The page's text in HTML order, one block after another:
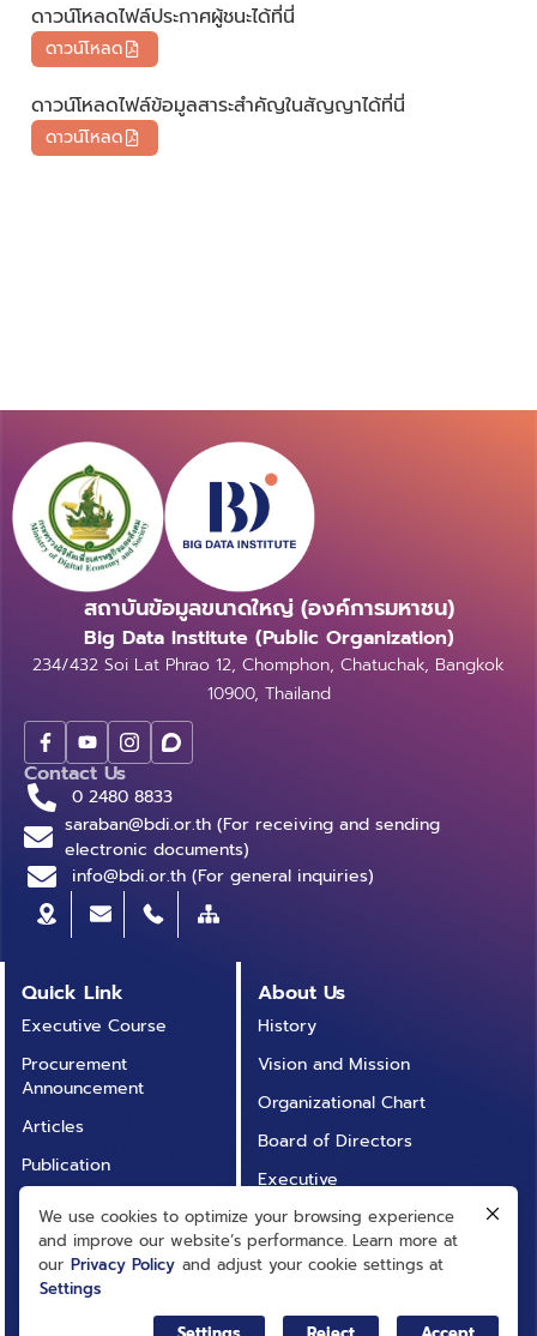
ดาวน์โหลดไฟล์ประกาศผู้ชนะได้ที่นี่
ดาวน์โหลด
ดาวน์โหลดไฟล์ข้อมูลสาระสำคัญในสัญญาได้ที่นี่
ดาวน์โหลด
สถาบันข้อมูลขนาดใหญ่ (องค์การมหาชน)
Big Data Institute (Public Organization)
234/432 Soi Lat Phrao 12, Chomphon, Chatuchak, Bangkok
10900, Thailand
Contact Us
0 2480 8833
saraban@bdi.or.th (For receiving and sending
electronic documents)
info@bdi.or.th (For general inquiries)
Quick Link
Executive Course
Procurement
Announcement
Articles
Publication
Business Accounting
Directory (BRIDGE)
Infographic
Activities
About Us
History
Vision and Mission
Organizational Chart
Board of Directors
Executive
Corporate Governance
Laws and Regulations
Planning
We use cookies to optimize your browsing experience
and improve our website’s performance. Learn more at
our Privacy Policy and adjust your cookie settings at
Settings